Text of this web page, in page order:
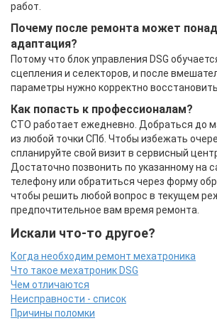
работ.
Почему после ремонта может
адаптация?
Потому что блок управления DSG
сцепления и селекторов, и после
параметры нужно корректно восстановить.
Как попасть к профессионалам?
СТО работает ежедневно. Добраться до
из любой точки СПб. Чтобы избежать
спланируйте свой визит в сервисный
Достаточно позвонить по указанному на
телефону или обратиться через форму
чтобы решить любой вопрос в текущем
предпочтительное вам время ремонта.
Искали что-то другое?
Когда необходим ремонт мехатроника
Что такое мехатроник DSG
Чем отличаются
Неисправности - список
Причины поломки